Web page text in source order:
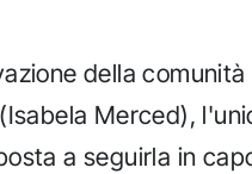
della
Merced),
a seguirla in